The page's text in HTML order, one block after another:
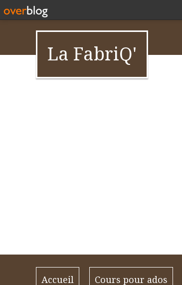
La FabriQ'
Accueil Cours pour ados